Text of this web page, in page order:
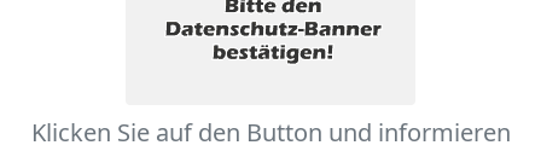
Klicken Sie auf den Button und informieren